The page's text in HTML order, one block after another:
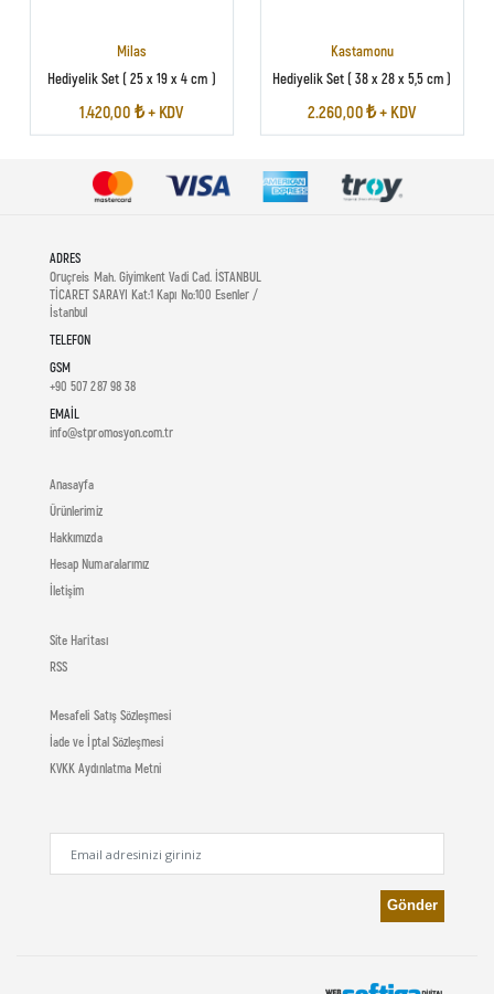
Milas
Hediyelik Set ( 25 x 19 x 4 cm )
1.420,00 ₺ + KDV
Kastamonu
Hediyelik Set ( 38 x 28 x 5,5 cm )
2.260,00 ₺ + KDV
ADRES
Oruçreis Mah. Giyimkent Vadi Cad. İSTANBUL
TİCARET SARAYI Kat:1 Kapı No:100 Esenler /
İstanbul
TELEFON
GSM
+90 507 287 98 38
EMAIL
info@stpromosyon.com.tr
Anasayfa
Ürünlerimiz
Hakkımızda
Hesap Numaralarımız
İletişim
Site Haritası
RSS
Mesafeli Satış Sözleşmesi
İade ve İptal Sözleşmesi
KVKK Aydınlatma Metni